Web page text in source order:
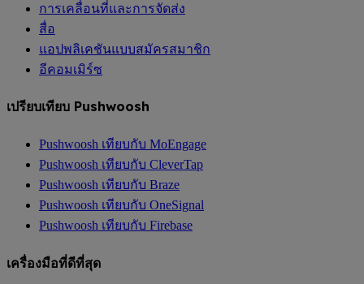
การเคลื่อนที่และการจัดส่ง
สื่อ
แอปพลิเคชันแบบสมัครสมาชิก
อีคอมเมิร์ซ
เปรียบเทียบ Pushwoosh
Pushwoosh เทียบกับ MoEngage
Pushwoosh เทียบกับ CleverTap
Pushwoosh เทียบกับ Braze
Pushwoosh เทียบกับ OneSignal
Pushwoosh เทียบกับ Firebase
เครื่องมือที่ดีที่สุด